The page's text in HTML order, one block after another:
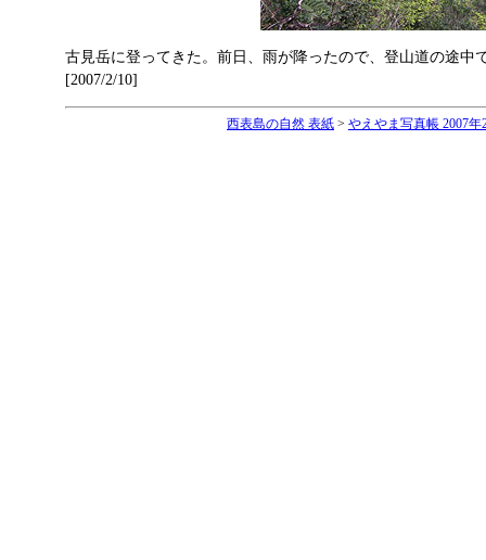
古見岳に登ってきた。前日、雨が降ったので、登山道の途中
[2007/2/10]
西表島の自然 表紙 > やえやま写真帳 2007年